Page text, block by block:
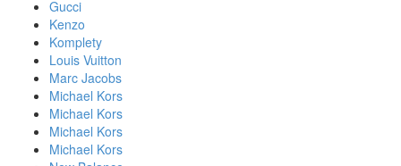
Gucci
Kenzo
Komplety
Louis Vuitton
Marc Jacobs
Michael Kors
Michael Kors
Michael Kors
Michael Kors